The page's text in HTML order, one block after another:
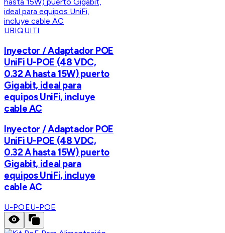
UBIQUITI
Inyector / Adaptador POE
UniFi U-POE (48 VDC,
0.32 A hasta 15W) puerto
Gigabit, ideal para
equipos UniFi, incluye
cable AC
Inyector / Adaptador POE
UniFi U-POE (48 VDC,
0.32 A hasta 15W) puerto
Gigabit, ideal para
equipos UniFi, incluye
cable AC
U-POEU-POE